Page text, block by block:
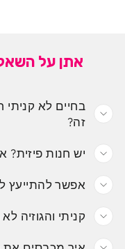
אתן על
בחיים לא קניתי
זה?
יש חנות פיזית?
אפשר להתייעץ
קניתי והגוזיה